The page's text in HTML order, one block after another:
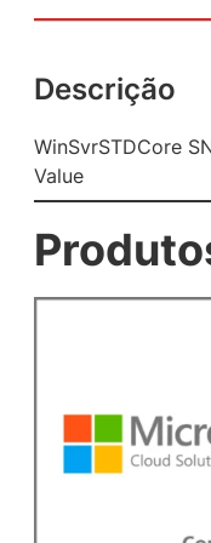
Descrição
WinSvrSTDCore
Value